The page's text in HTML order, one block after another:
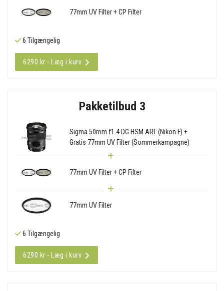
77mm UV Filter + CP Filter
6 Tilgængelig
6290 kr - Læg i kurv
Pakketilbud 3
Sigma 50mm f1.4 DG HSM ART (Nikon F) +
Gratis 77mm UV Filter (Sommerkampagne)
77mm UV Filter + CP Filter
77mm UV Filter
6 Tilgængelig
6290 kr - Læg i kurv